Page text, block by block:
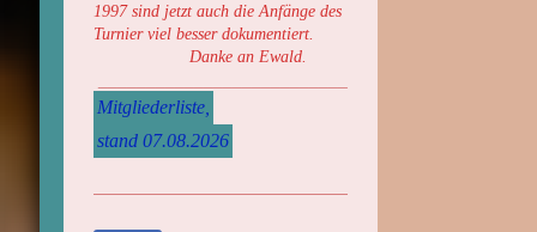
1997 sind jetzt auch die Anfänge des
Turnier viel besser dokumentiert.
Danke an Ewald.
Mitgliederliste,
stand 07.08.2026